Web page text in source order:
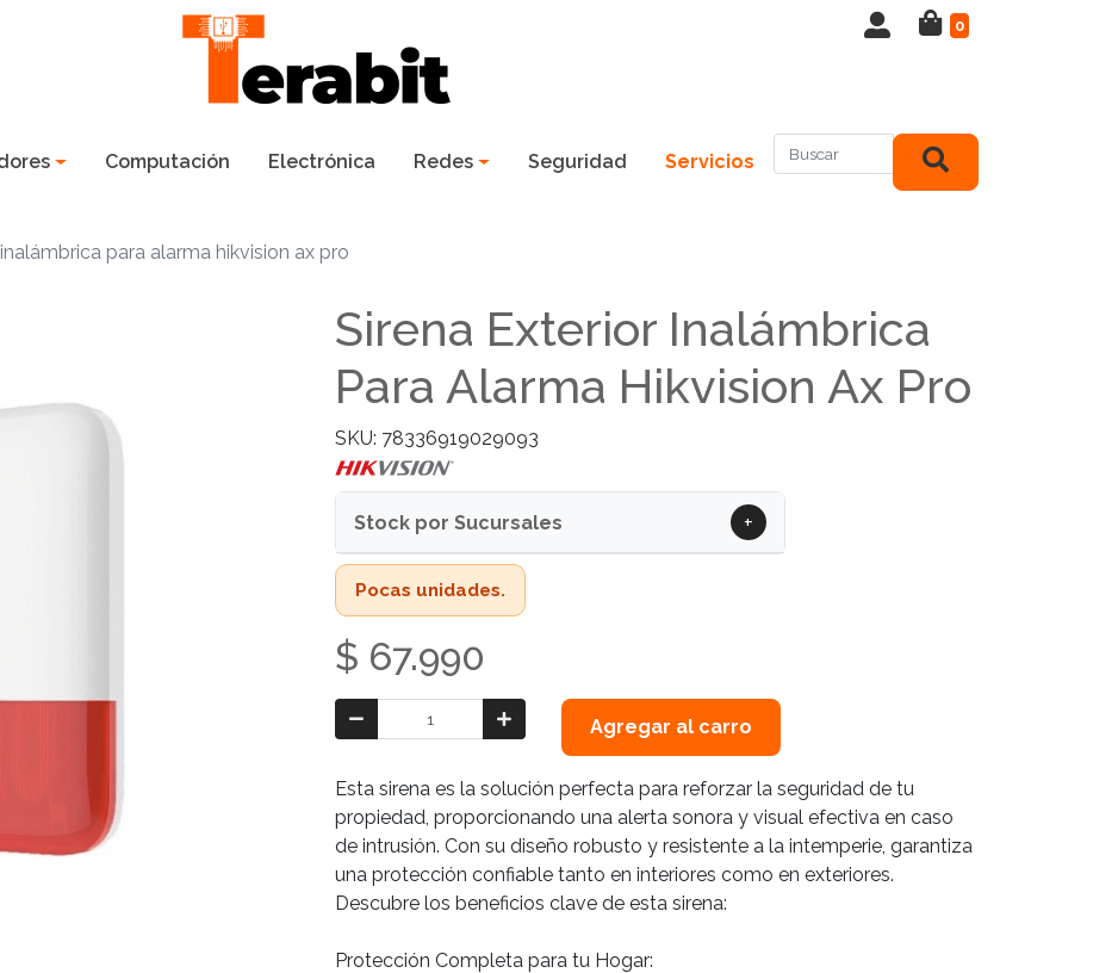
0
Computación Electrónica Redes Seguridad Servicios
para alarma hikvision ax pro
Sirena Exterior Inalámbrica
Para Alarma Hikvision Ax Pro
SKU: 78336919029093
Stock por Sucursales +
Pocas unidades.
$ 67.990
Agregar al carro
Esta sirena es la solución perfecta para reforzar la seguridad de tu
propiedad, proporcionando una alerta sonora y visual efectiva en caso
de intrusión. Con su diseño robusto y resistente a la intemperie, garantiza
una protección confiable tanto en interiores como en exteriores.
Descubre los beneficios clave de esta sirena:
Protección Completa para tu Hogar: